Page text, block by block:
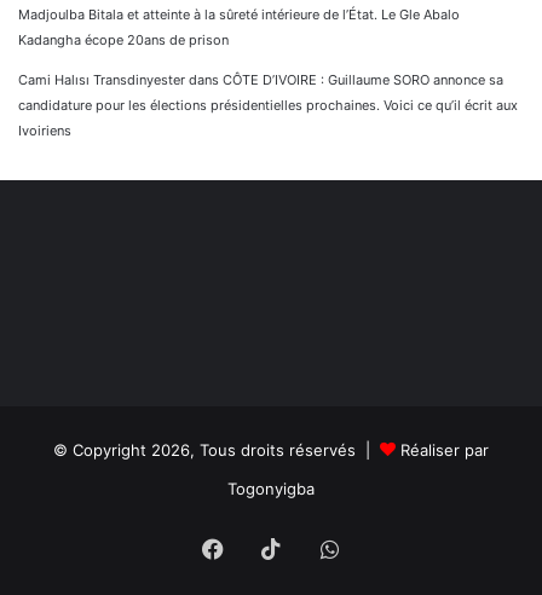
Madjoulba Bitala et atteinte à la sûreté intérieure de l’État. Le Gle Abalo
Kadangha écope 20ans de prison
Cami Halısı Transdinyester dans CÔTE D’IVOIRE : Guillaume SORO annonce sa
candidature pour les élections présidentielles prochaines. Voici ce qu’il écrit aux
Ivoiriens
© Copyright 2026, Tous droits réservés |
Réaliser par
Togonyigba
Facebook
TikTokWhatsApp